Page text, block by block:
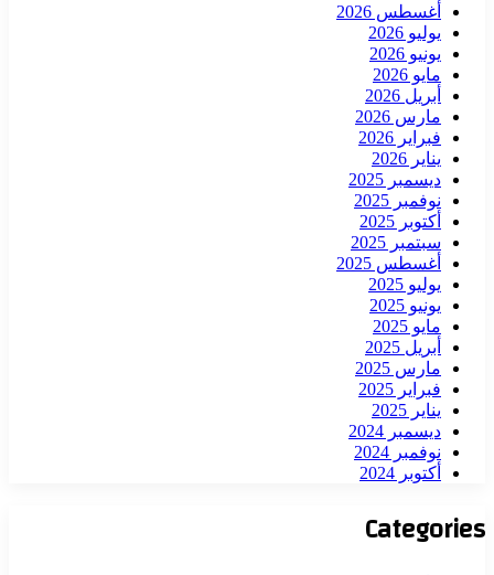
أغسطس 2026
يوليو 2026
يونيو 2026
مايو 2026
أبريل 2026
مارس 2026
فبراير 2026
يناير 2026
ديسمبر 2025
نوفمبر 2025
أكتوبر 2025
سبتمبر 2025
أغسطس 2025
يوليو 2025
يونيو 2025
مايو 2025
أبريل 2025
مارس 2025
فبراير 2025
يناير 2025
ديسمبر 2024
نوفمبر 2024
أكتوبر 2024
Categories